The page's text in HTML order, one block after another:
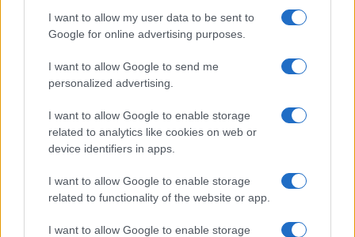
I want to allow my user data to be sent to
Google for online advertising purposes.
I want to allow Google to send me
personalized advertising.
I want to allow Google to enable storage
related to analytics like cookies on web or
device identifiers in apps.
I want to allow Google to enable storage
related to functionality of the website or app.
I want to allow Google to enable storage
Scoprire luoghi nascosti con app, mappe offline e
open data
Alessandro Tassinari · 5 Ago 2026
LUOGHI DA VEDERE